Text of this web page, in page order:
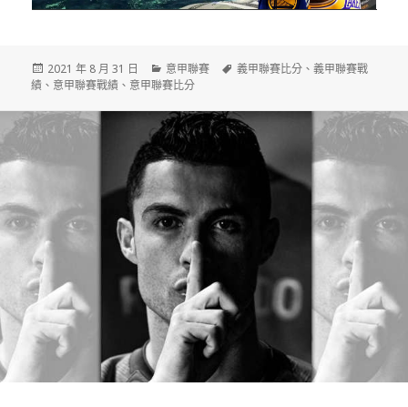
發
佈
期:
2021 年 8 月 31 日
分
類
意甲聯賽
標
義甲聯賽比分 、義甲聯賽戰
績 、 意甲聯賽戰績 、 意甲聯賽比分